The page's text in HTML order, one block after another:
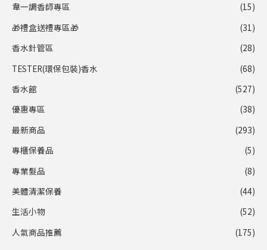
韋一調香師專區
(15)
🎁禮盒送禮專區🎁
(31)
香水針管區
(28)
TESTER(環保包裝)香水
(68)
香水館
(527)
優惠專區
(38)
最新商品
(293)
專櫃保養品
(5)
專業髮品
(8)
美體清潔保養
(44)
生活小物
(52)
人氣商品推薦
(175)